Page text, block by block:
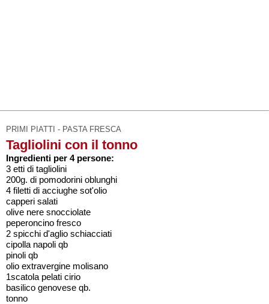
PRIMI PIATTI - PASTA FRESCA
Tagliolini con il tonno
Ingredienti per 4 persone:
3 etti di tagliolini
200g. di pomodorini oblunghi
4 filetti di acciughe sot'olio
capperi salati
olive nere snocciolate
peperoncino fresco
2 spicchi d'aglio schiacciati
cipolla napoli qb
pinoli qb
olio extravergine molisano
1scatola pelati cirio
basilico genovese qb.
tonno